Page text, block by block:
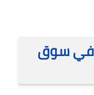
في سوق